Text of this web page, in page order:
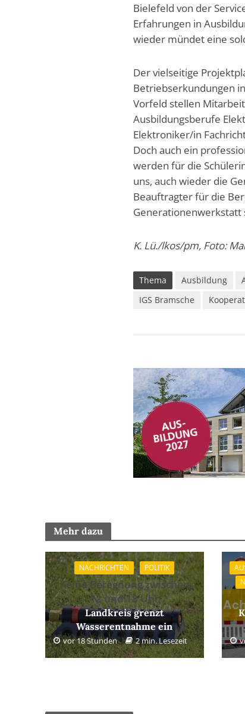
Bielefeld von der
Erfahrungen in
wieder mündet eine
Der vielseitige
Betriebserkundungen
Vorfeld stellen
Ausbildungsberufe
Elektroniker/in
Doch auch ein
werden für die
uns, auch wieder die
Beauftragter für die
Generationenwerkstatt
K. Lü./lkos/pm, Foto:
Thema Ausbildung
IGS Bramsche
Mehr dazu
NACHRICHTEN POLITIK
Keine Beregnung zwischen
12 und 18 Uhr
Landkreis grenzt
Wasserentnahme ein
vor 18 Stunden 2 min. Lesezeit